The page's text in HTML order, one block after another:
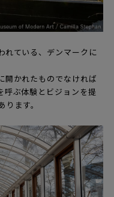
れている、デンマークに
開かれたものでなければ
呼ぶ体験とビジョンを提
ります。